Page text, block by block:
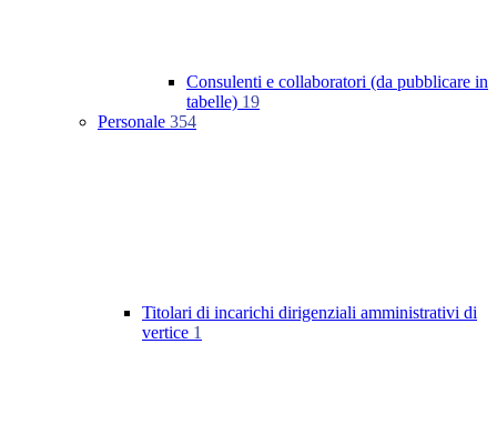
Consulenti e collaboratori (da pubblicare in
tabelle) 19
Personale 354
Titolari di incarichi dirigenziali amministrativi di
vertice 1